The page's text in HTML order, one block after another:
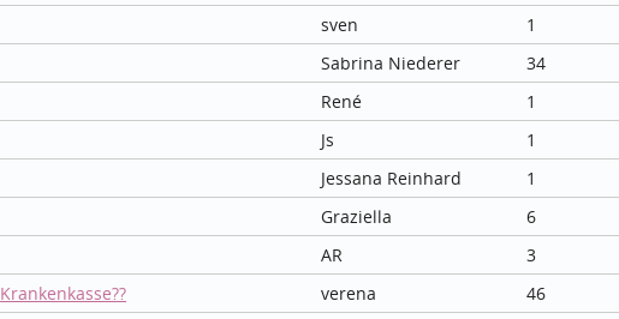
sven 1
Sabrina Niederer 34
René 1
Js 1
Jessana Reinhard 1
Graziella 6
AR 3
verena 46